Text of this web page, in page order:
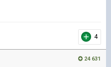
4
24 631